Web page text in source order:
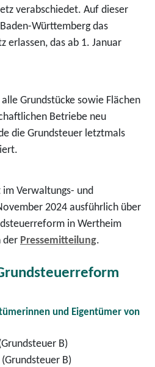
verabschiedet. Auf dieser
Württemberg das
erlassen, das ab 1. Januar
Grundstücke sowie Flächen
Betriebe neu
die Grundsteuer letztmals
Verwaltungs- und
2024 ausführlich über
in Wertheim
der Pressemitteilung.
und Eigentümer von
B)
B)